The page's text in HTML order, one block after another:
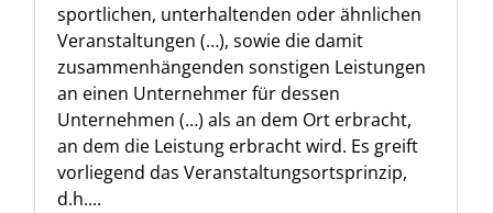
sportlichen, unterhaltenden oder ähnlichen
Veranstaltungen (…), sowie die damit
zusammenhängenden sonstigen Leistungen
an einen Unternehmer für dessen
Unternehmen (…) als an dem Ort erbracht,
an dem die Leistung erbracht wird. Es greift
vorliegend das Veranstaltungsortsprinzip,
d.h....